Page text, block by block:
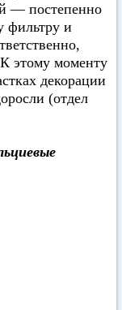
— постепенно
фильтру и
этому моменту
декорации
(отдел